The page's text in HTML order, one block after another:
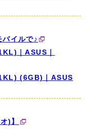
イルで♪
｜ASUS｜
(6GB)｜ASUS
)】